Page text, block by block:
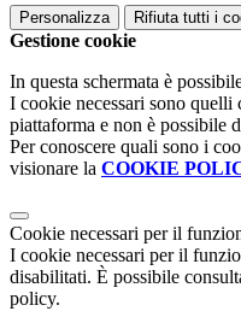
Personalizza Rifiuta tutti i
Gestione cookie
In questa schermata è
I cookie necessari sono
piattaforma e non è possibile
Per conoscere quali sono i
visionare la COOKIE
Cookie necessari per il
I cookie necessari per il
disabilitati. È possibile
policy.